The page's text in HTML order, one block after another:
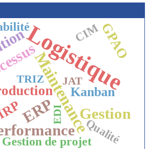
Logistique
MaintenanceGestion
ERP
GPAO
Kanban
Gestion de projet
CIM
Qualité
TRIZ
EDI
JAT